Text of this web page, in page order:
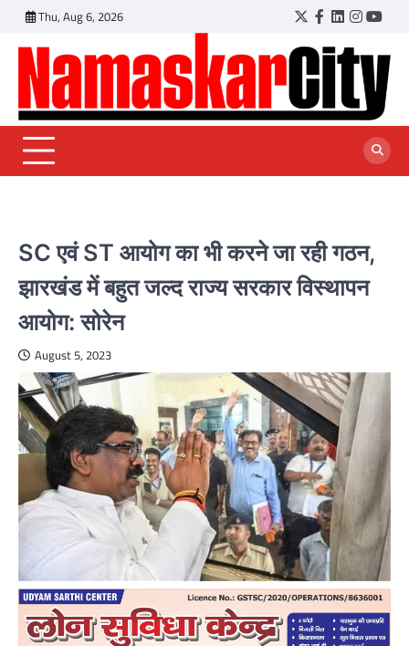
content
Thu, Aug 6, 2026 Twitter
Facebook
LinkedIn
SC एवं ST आयोग का भी करने जा रही गठन,
झारखंड में बहुत जल्द राज्य सरकार विस्थापन
आयोग: सोरेन
August 5, 2023